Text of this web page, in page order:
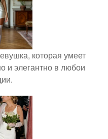
которая умеет
и элегантно в любои